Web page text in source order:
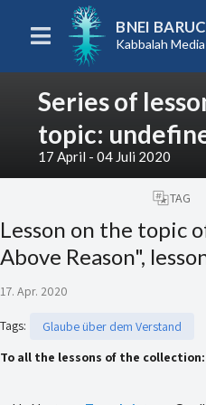
BNEI
Kabbalah Media
Series of
topic:
17 April - 04 Juli 2020
TAG
Lesson on the topic
Above Reason",
17. Apr. 2020
Tags:
Glaube über dem Verstand
To all the lessons of the collection: